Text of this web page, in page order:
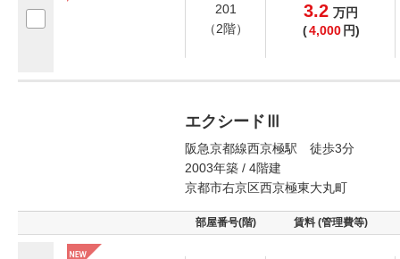
201
（2階）
3.2 万円
(4,000 円)
エクシードⅢ
阪急京都線西京極駅 徒歩3分
2003年築 / 4階建
京都市右京区西京極東大丸町
部屋番号(階) 賃料 (管理費等)